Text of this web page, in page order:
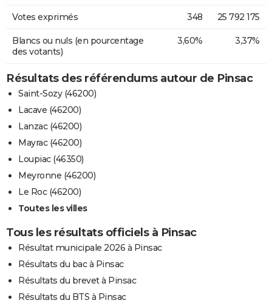
Votes exprimés 348 25 792 175
Blancs ou nuls (en pourcentage
des votants)
3,60% 3,37%
Résultats des référendums autour de Pinsac
Saint-Sozy (46200)
Lacave (46200)
Lanzac (46200)
Mayrac (46200)
Loupiac (46350)
Meyronne (46200)
Le Roc (46200)
Toutes les villes
Tous les résultats officiels à Pinsac
Résultat municipale 2026 à Pinsac
Résultats du bac à Pinsac
Résultats du brevet à Pinsac
Résultats du BTS à Pinsac